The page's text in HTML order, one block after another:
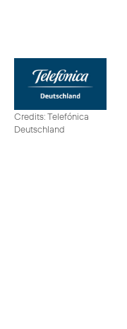
Credits: Telefónica
Deutschland